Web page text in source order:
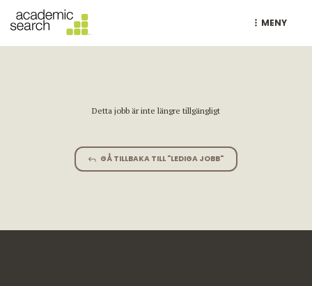
MENY
Detta jobb är inte längre tillgängligt
GÅ TILLBAKA TILL "LEDIGA JOBB"